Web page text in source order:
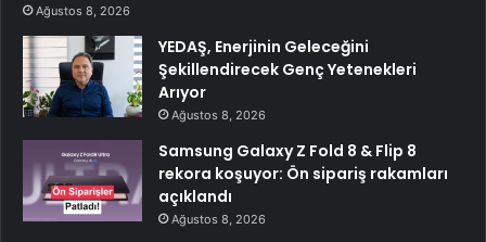
Ağustos 8, 2026
YEDAŞ, Enerjinin Geleceğini
Şekillendirecek Genç Yetenekleri
Arıyor
Ağustos 8, 2026
Samsung Galaxy Z Fold 8 & Flip 8
rekora koşuyor: Ön sipariş rakamları
açıklandı
Ağustos 8, 2026